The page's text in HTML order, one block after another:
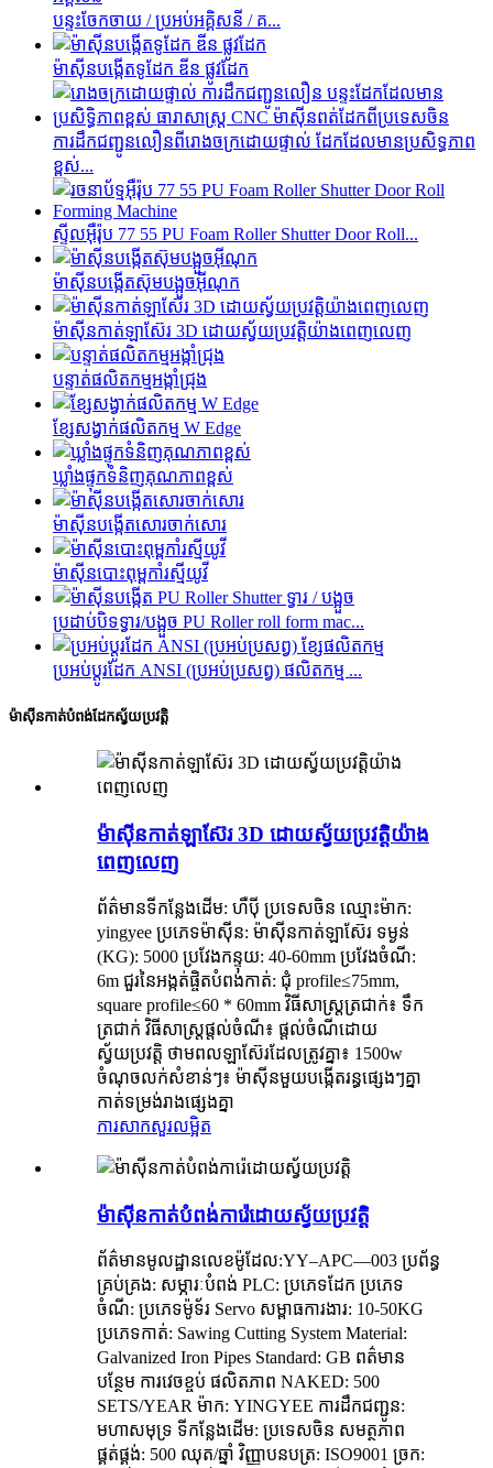
បន្ទះចែកចាយ / ប្រអប់អគ្គិសនី / គ...
ម៉ាស៊ីនបង្កើតទូដែក ឌីន ផ្លូវដែក
ការដឹកជញ្ជូនលឿនពីរោងចក្រដោយផ្ទាល់ ដែកដែលមានប្រសិទ្ធភាព
ខ្ពស់...
ស្ទីលអ៊ឺរ៉ុប 77 55 PU Foam Roller Shutter Door Roll...
ម៉ាស៊ីនបង្កើតស៊ុមបង្អួចអ៊ីណុក
ម៉ាស៊ីនកាត់ឡាស៊ែរ 3D ដោយស្វ័យប្រវត្តិយ៉ាងពេញលេញ
បន្ទាត់ផលិតកម្មអង្កាំជ្រុង
ខ្សែសង្វាក់ផលិតកម្ម W Edge
ឃ្លាំងផ្ទុកទំនិញគុណភាពខ្ពស់
ម៉ាស៊ីនបង្កើតសោរចាក់សោរ
ម៉ាស៊ីនបោះពុម្ពកាំរស្មីយូវី
ប្រដាប់បិទទ្វារ/បង្អួច PU Roller roll form mac...
ប្រអប់ប្តូរដែក ANSI (ប្រអប់ប្រសព្វ) ផលិតកម្ម ...
ម៉ាស៊ីនកាត់បំពង់ដែកស្វ័យប្រវត្តិ
ម៉ាស៊ីនកាត់ឡាស៊ែរ 3D ដោយស្វ័យប្រវត្តិយ៉ាង
ពេញលេញ
ព័ត៌មានទីកន្លែងដើម: ហឺប៉ី ប្រទេសចិន ឈ្មោះម៉ាក:
yingyee ប្រភេទម៉ាស៊ីន: ម៉ាស៊ីនកាត់ឡាស៊ែរ ទម្ងន់
(KG): 5000 ប្រវែងកន្ទុយ: 40-60mm ប្រវែងចំណី:
6m ជួរនៃអង្កត់ផ្ចិតបំពង់កាត់: ជុំ profile≤75mm,
square profile≤60 * 60mm វិធីសាស្ត្រត្រជាក់៖ ទឹក
ត្រជាក់ វិធីសាស្ត្រផ្តល់ចំណី៖ ផ្តល់ចំណីដោយ
ស្វ័យប្រវត្តិ ថាមពលឡាស៊ែរដែលត្រូវគ្នា៖ 1500w
ចំណុចលក់សំខាន់ៗ៖ ម៉ាស៊ីនមួយបង្កើតរន្ធផ្សេងៗគ្នា
កាត់ទម្រង់រាងផ្សេងគ្នា
ការសាកសួរលម្អិត
ម៉ាស៊ីនកាត់បំពង់ការ៉េដោយស្វ័យប្រវត្តិ
ព័ត៌មានមូលដ្ឋានលេខម៉ូដែល:YY–APC—003 ប្រព័ន្ធ
គ្រប់គ្រង: សម្ភារៈបំពង់ PLC: ប្រភេទដែក ប្រភេទ
ចំណី: ប្រភេទម៉ូទ័រ Servo សម្ពាធការងារ: 10-50KG
ប្រភេទកាត់: Sawing Cutting System Material:
Galvanized Iron Pipes Standard: GB ពត៌មាន
បន្ថែម ការវេចខ្ចប់ ផលិតភាព NAKED: 500
SETS/YEAR ម៉ាក: YINGYEE ការដឹកជញ្ជូន:
មហាសមុទ្រ ទីកន្លែងដើម: ប្រទេសចិន សមត្ថភាព
ផ្គត់ផ្គង់: 500 ឈុត/ឆ្នាំ វិញ្ញាបនបត្រ: ISO9001 ច្រក: